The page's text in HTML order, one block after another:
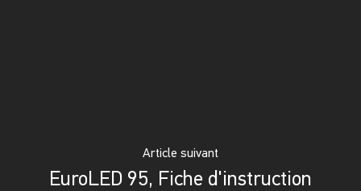
Article suivant
EuroLED 95, Fiche d'instruction